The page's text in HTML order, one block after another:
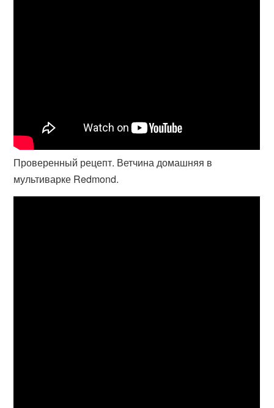
Проверенный рецепт. Ветчина домашняя в
мультиварке Redmond.